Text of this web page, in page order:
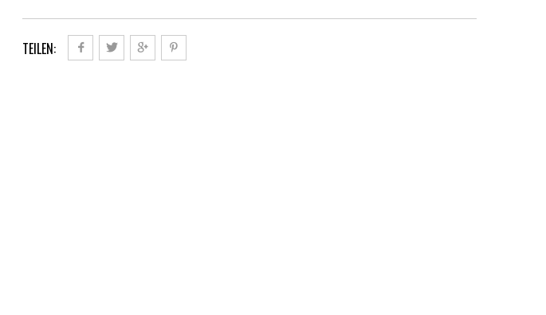
TEILEN: